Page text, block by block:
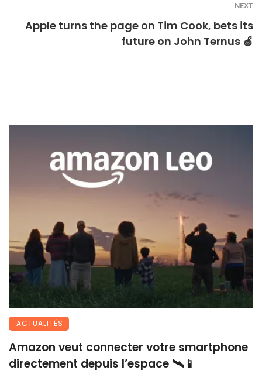
NEXT
Apple turns the page on Tim Cook, bets its
future on John Ternus 🍏
ACTUALITÉS
Amazon veut connecter votre smartphone
directement depuis l’espace 🛰️📱